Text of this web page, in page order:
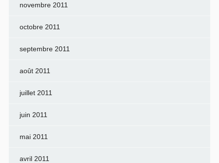
novembre 2011
octobre 2011
septembre 2011
août 2011
juillet 2011
juin 2011
mai 2011
avril 2011